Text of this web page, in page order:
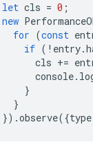
let cls = 0 ;
new
for (const
if ( ! entry.
cls +=
console.
}
}
}).observe({type